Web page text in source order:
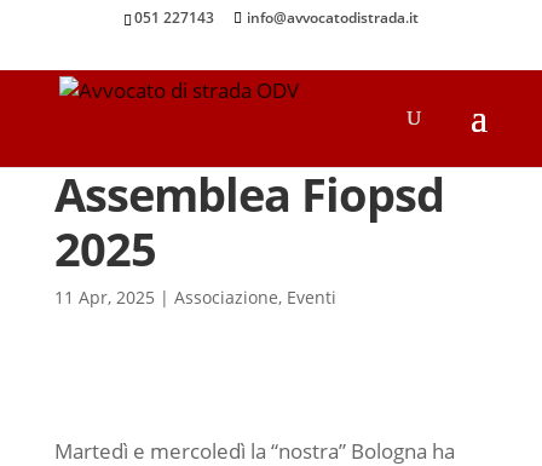
051 227143 info@avvocatodistrada.it
Assemblea Fiopsd
2025
11 Apr, 2025 | Associazione, Eventi
Martedì e mercoledì la “nostra” Bologna ha